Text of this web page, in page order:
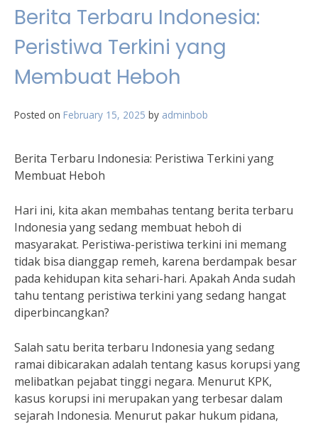
Berita Terbaru Indonesia:
Peristiwa Terkini yang
Membuat Heboh
Posted on February 15, 2025 by adminbob
Berita Terbaru Indonesia: Peristiwa Terkini yang
Membuat Heboh
Hari ini, kita akan membahas tentang berita terbaru
Indonesia yang sedang membuat heboh di
masyarakat. Peristiwa-peristiwa terkini ini memang
tidak bisa dianggap remeh, karena berdampak besar
pada kehidupan kita sehari-hari. Apakah Anda sudah
tahu tentang peristiwa terkini yang sedang hangat
diperbincangkan?
Salah satu berita terbaru Indonesia yang sedang
ramai dibicarakan adalah tentang kasus korupsi yang
melibatkan pejabat tinggi negara. Menurut KPK,
kasus korupsi ini merupakan yang terbesar dalam
sejarah Indonesia. Menurut pakar hukum pidana,